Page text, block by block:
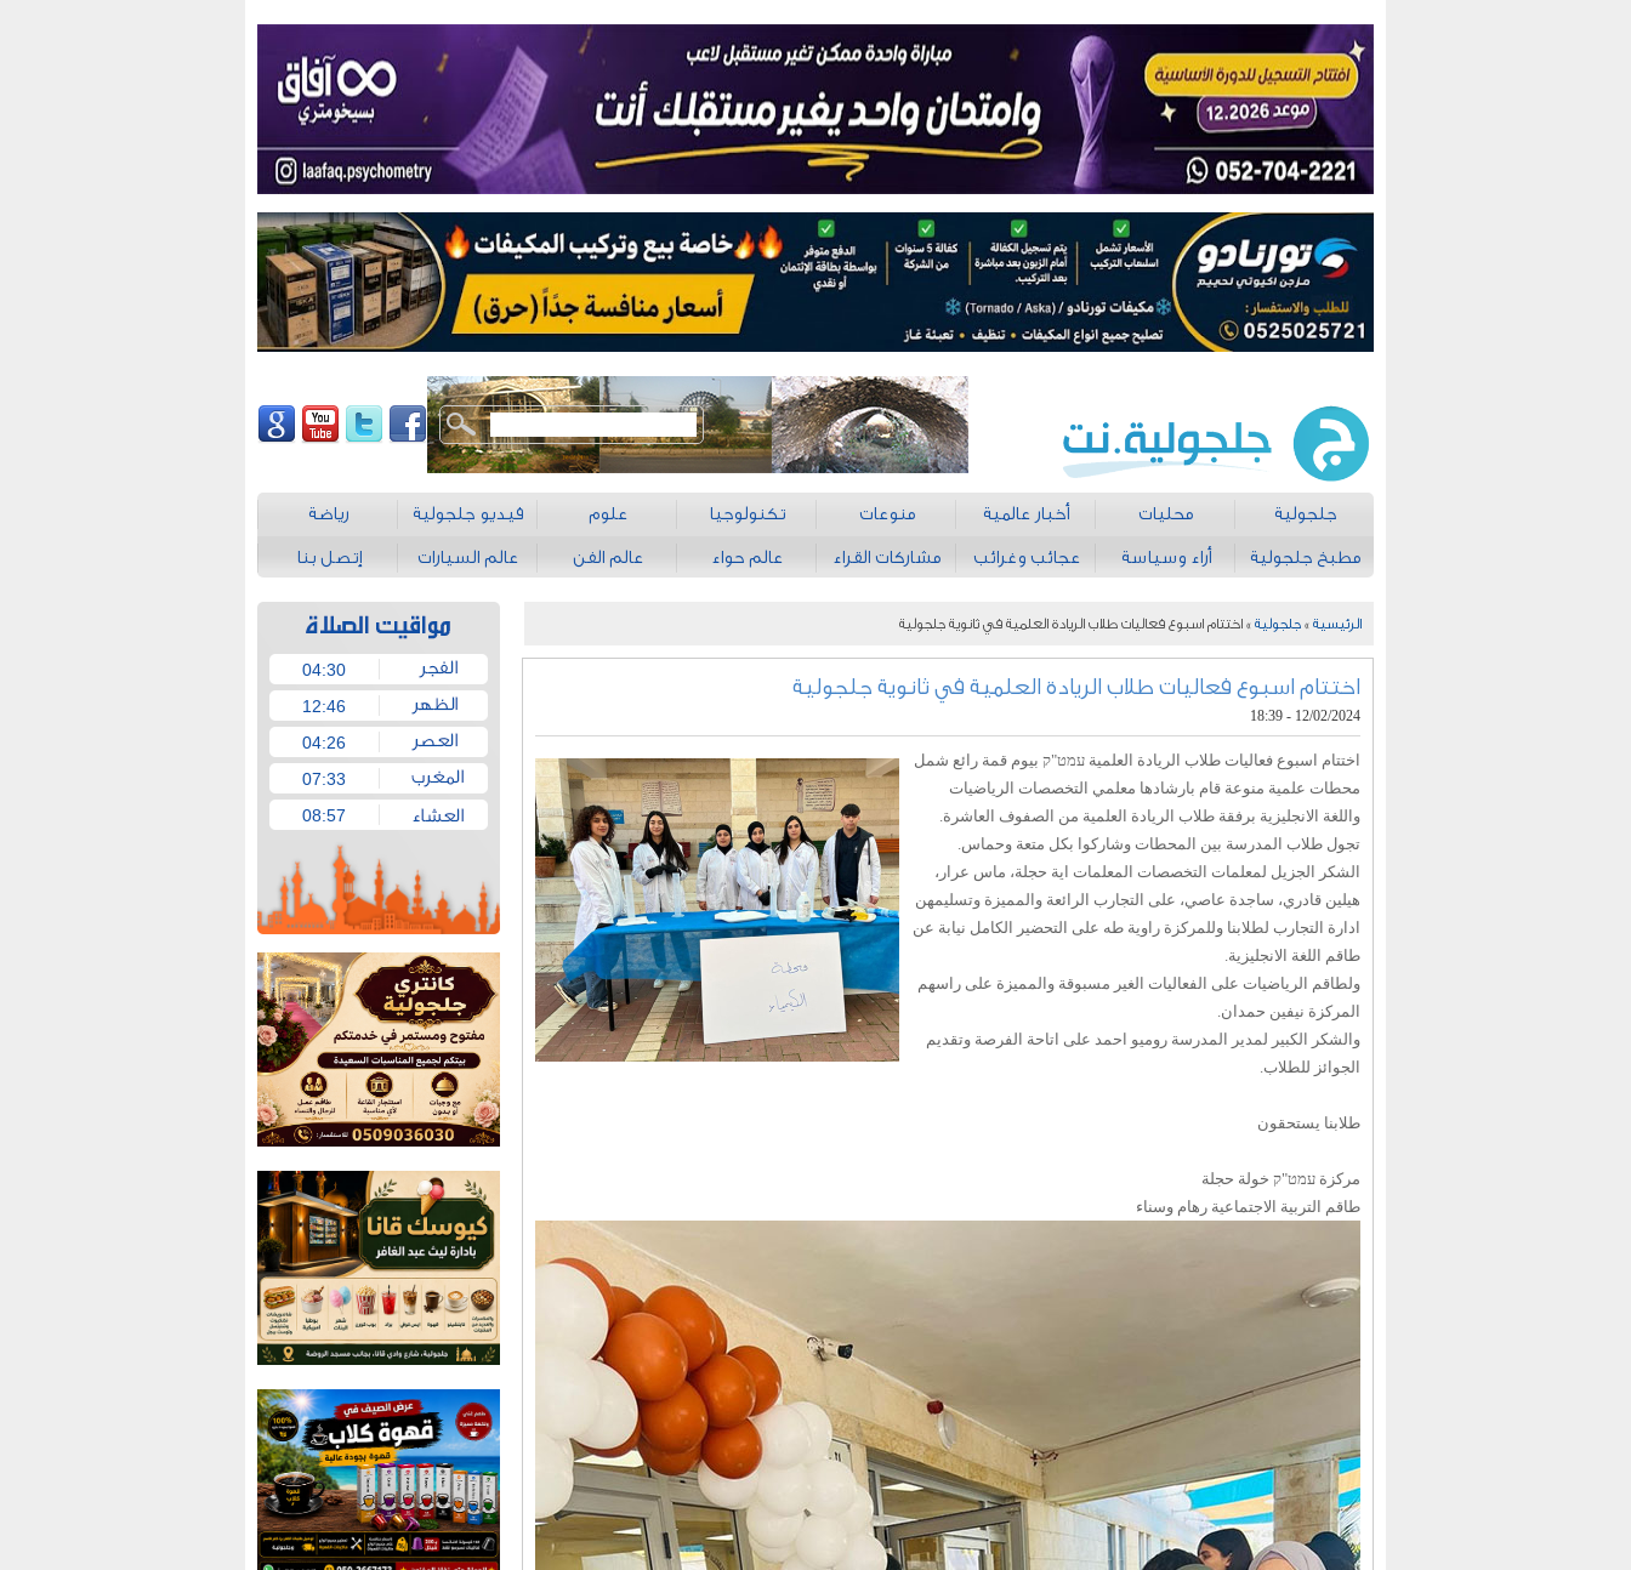
جلجولية محليات أخبار عالمية منوعات تكنولوجيا علوم فيديو جلجولية رياضة
مطبخ جلجولية أراء وسياسة عجائب وغرائب مشاركات القراء عالم حواء عالم الفن عالم السيارات إتصل بنا
الرئيسية » جلجولية » اختتام اسبوع فعاليات طلاب الريادة العلمية في ثانوية جلجولية
اختتام اسبوع فعاليات طلاب الريادة العلمية في ثانوية جلجولية
12/02/2024 - 18:39
اختتام اسبوع فعاليات طلاب الريادة العلمية עמט"ק بيوم قمة رائع شمل
محطات علمية منوعة قام بارشادها معلمي التخصصات الرياضيات
واللغة الانجليزية برفقة طلاب الريادة العلمية من الصفوف العاشرة.
تجول طلاب المدرسة بين المحطات وشاركوا بكل متعة وحماس.
الشكر الجزيل لمعلمات التخصصات المعلمات اية حجلة، ماس عرار،
هيلين قادري، ساجدة عاصي، على التجارب الرائعة والمميزة وتسليمهن
ادارة التجارب لطلابنا وللمركزة راوية طه على التحضير الكامل نيابة عن
طاقم اللغة الانجليزية.
ولطاقم الرياضيات على الفعاليات الغير مسبوقة والمميزة على راسهم
المركزة نيفين حمدان.
والشكر الكبير لمدير المدرسة روميو احمد على اتاحة الفرصة وتقديم
الجوائز للطلاب.
طلابنا يستحقون
مركزة עמט"ק خولة حجلة
طاقم التربية الاجتماعية رهام وسناء
04:30
12:46
04:26
07:33
08:57